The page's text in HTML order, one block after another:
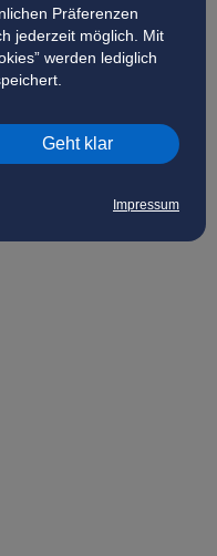
Präferenzen
jederzeit möglich. Mit
werden lediglich
Geht klar
Impressum